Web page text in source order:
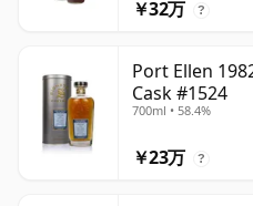
￥32万 ?
Port Ellen
Cask #1524
700ml • 58.4%
￥23万 ?